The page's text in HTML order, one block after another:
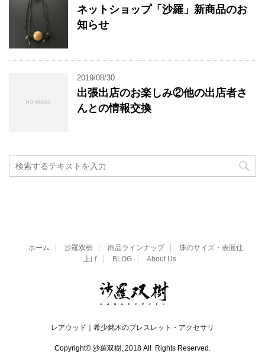
ネットショップ「沙羅」新商品のお
知らせ
2019/08/30
出張出店のお楽しみ②他の出店者さ
んとの情報交換
ホーム 沙羅双樹 商品ラインナップ
珠のサイズ・表面仕
上げ
BLOG About Us
レアウッド｜希少銘木のブレスレット・アクセサリ
Copyright© 沙羅双樹, 2018 All Rights Reserved.